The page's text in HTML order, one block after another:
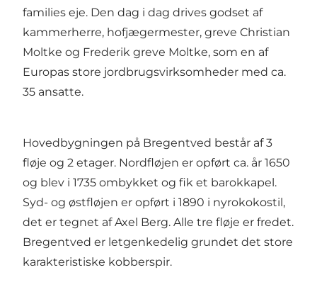
families eje. Den dag i dag drives godset af
kammerherre, hofjægermester, greve Christian
Moltke og Frederik greve Moltke, som en af
Europas store jordbrugsvirksomheder med ca.
35 ansatte.
Hovedbygningen på Bregentved består af 3
fløje og 2 etager. Nordfløjen er opført ca. år 1650
og blev i 1735 ombykket og fik et barokkapel.
Syd- og østfløjen er opført i 1890 i nyrokokostil,
det er tegnet af Axel Berg. Alle tre fløje er fredet.
Bregentved er letgenkedelig grundet det store
karakteristiske kobberspir.